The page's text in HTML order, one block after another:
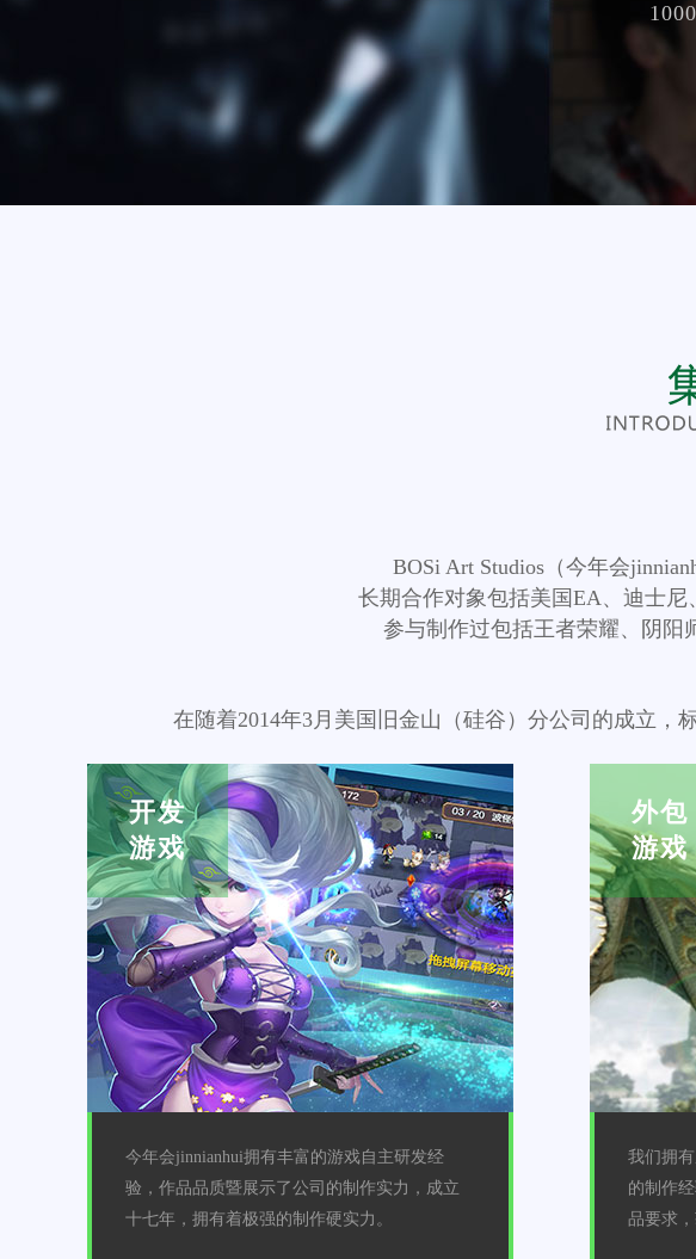
BOSi Art Studios（今年会
长期合作对象包括美国EA、迪士尼
参与制作过包括王者荣耀、阴阳
在随着2014年3月美国旧金山（硅谷）分公司的成立，
开发
游戏
今年会jinnianhui拥有丰富的游戏自主研发经
验，作品品质暨展示了公司的制作实力，成立
十七年，拥有着极强的制作硬实力。
外包
游戏
我们拥
的制作
品要求